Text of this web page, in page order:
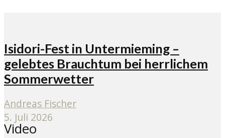
Isidori-Fest in Untermieming –
gelebtes Brauchtum bei herrlichem
Sommerwetter
Andreas Fischer
5. Juli 2026
Video